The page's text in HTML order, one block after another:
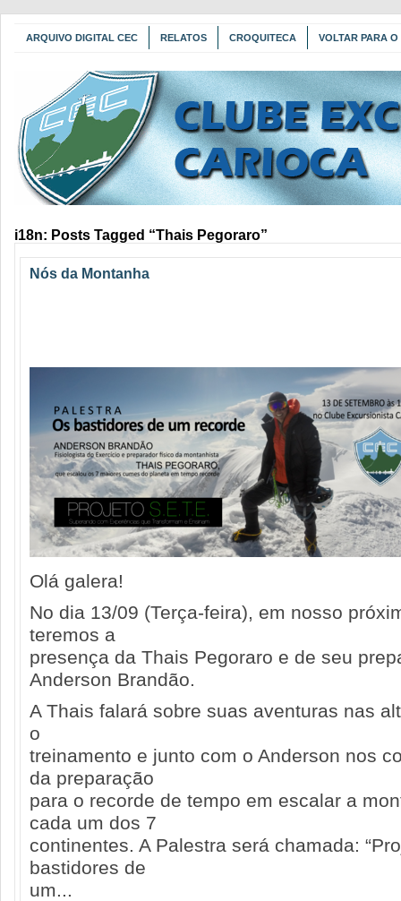
ARQUIVO DIGITAL CEC RELATOS CROQUITECA VOLTAR PARA
i18n: Posts Tagged “Thais Pegoraro”
Nós da Montanha
Olá galera!
No dia 13/09 (Terça-feira), em nosso
teremos a
presença da Thais Pegoraro e de seu
Anderson Brandão.
A Thais falará sobre suas aventuras nas
o
treinamento e junto com o Anderson nos
da preparação
para o recorde de tempo em escalar a
cada um dos 7
continentes. A Palestra será chamada:
bastidores de
um...